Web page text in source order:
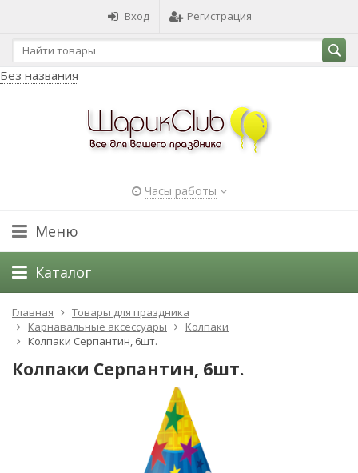
Вход Регистрация
Без названия
Часы работы
Меню
Каталог
Главная
Товары для праздника
Карнавальные аксессуары
Колпаки
Колпаки Серпантин, 6шт.
Колпаки Серпантин, 6шт.